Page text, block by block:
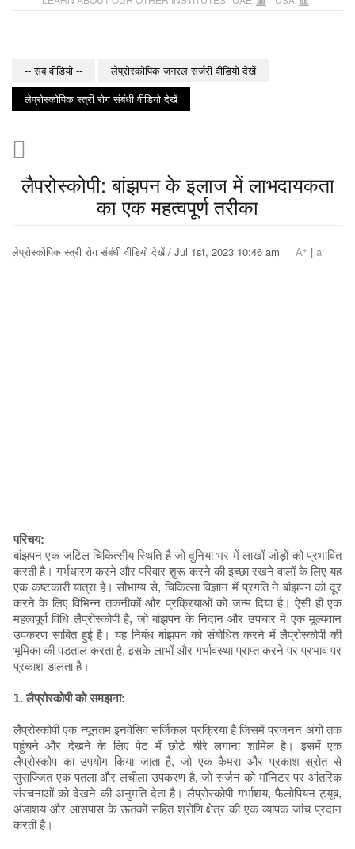
-- सब वीडियो --
लेप्रोस्कोपिक जनरल सर्जरी वीडियो देखें
लेप्रोस्कोपिक स्त्री रोग संबंधी वीडियो देखें
लैपरोस्कोपी: बांझपन के इलाज में लाभदायकता
का एक महत्वपूर्ण तरीका
लेप्रोस्कोपिक स्त्री रोग संबंधी वीडियो देखें / Jul 1st, 2023 10:46 am A+ | a-
परिचय:
बांझपन एक जटिल चिकित्सीय स्थिति है जो दुनिया भर में लाखों जोड़ों को प्रभावित
करती है। गर्भधारण करने और परिवार शुरू करने की इच्छा रखने वालों के लिए यह
एक कष्टकारी यात्रा है। सौभाग्य से, चिकित्सा विज्ञान में प्रगति ने बांझपन को दूर
करने के लिए विभिन्न तकनीकों और प्रक्रियाओं को जन्म दिया है। ऐसी ही एक
महत्वपूर्ण विधि लैप्रोस्कोपी है, जो बांझपन के निदान और उपचार में एक मूल्यवान
उपकरण साबित हुई है। यह निबंध बांझपन को संबोधित करने में लैप्रोस्कोपी की
भूमिका की पड़ताल करता है, इसके लाभों और गर्भावस्था प्राप्त करने पर प्रभाव पर
प्रकाश डालता है।
1. लैप्रोस्कोपी को समझना:
लैप्रोस्कोपी एक न्यूनतम इनवेसिव सर्जिकल प्रक्रिया है जिसमें प्रजनन अंगों तक
पहुंचने और देखने के लिए पेट में छोटे चीरे लगाना शामिल है। इसमें एक
लैप्रोस्कोप का उपयोग किया जाता है, जो एक कैमरा और प्रकाश स्रोत से
सुसज्जित एक पतला और लचीला उपकरण है, जो सर्जन को मॉनिटर पर आंतरिक
संरचनाओं को देखने की अनुमति देता है। लैप्रोस्कोपी गर्भाशय, फैलोपियन ट्यूब,
अंडाशय और आसपास के ऊतकों सहित श्रोणि क्षेत्र की एक व्यापक जांच प्रदान
करती है।